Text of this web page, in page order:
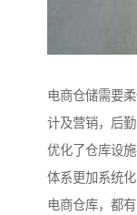
电商仓储需要
计及营销，后
优化了仓库设
体系更加系统
电商仓库，都